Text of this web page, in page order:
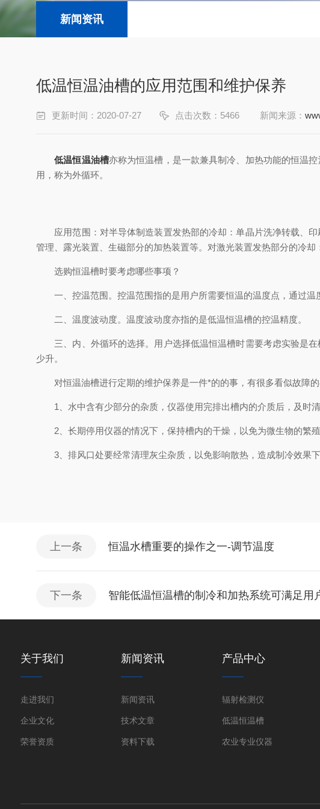
新闻资讯
低温恒温油槽的应用范围和维护保养
更新时间：2020-07-27 点击次数：5466 新闻来源：
低温恒温油槽亦称为恒温槽，是一款兼具制冷、加热功能的恒温
用，称为外循环。
应用范围：对半导体制造装置发热部的冷却：单晶片洗净转载、印
管理、露光装置、生磁部分的加热装置等。对激光装置发热部分的冷
选购恒温槽时要考虑哪些事项？
一、控温范围。控温范围指的是用户所需要恒温的温度点，通过温
二、温度波动度。温度波动度亦指的是低温恒温槽的控温精度。
三、内、外循环的选择。用户选择低温恒温槽时需要考虑实验是在
少升。
对恒温油槽进行定期的维护保养是一件*的的事，有很多看似故障的
1、水中含有少部分的杂质，仪器使用完排出槽内的介质后，及时清
2、长期停用仪器的情况下，保持槽内的干燥，以免为微生物的繁殖
3、排风口处要经常清理灰尘杂质，以免影响散热，造成制冷效果下
上一条 恒温水槽重要的操作之一-调节温度
下一条 智能低温恒温槽的制冷和加热系统可满足用
关于我们
走进我们
企业文化
荣誉资质
新闻资讯
新闻资讯
技术文章
资料下载
产品中心
辐射检测仪
低温恒温槽
农业专业仪器